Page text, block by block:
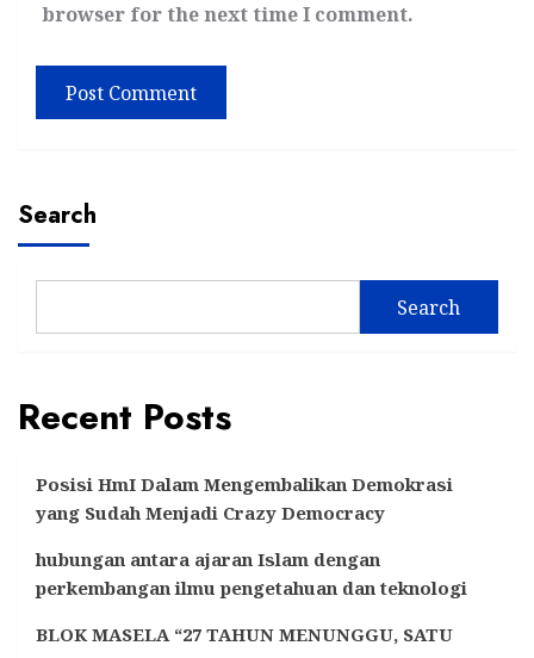
browser for the next time I comment.
Search
Search
Recent Posts
Posisi HmI Dalam Mengembalikan Demokrasi
yang Sudah Menjadi Crazy Democracy
hubungan antara ajaran Islam dengan
perkembangan ilmu pengetahuan dan teknologi
BLOK MASELA “27 TAHUN MENUNGGU, SATU